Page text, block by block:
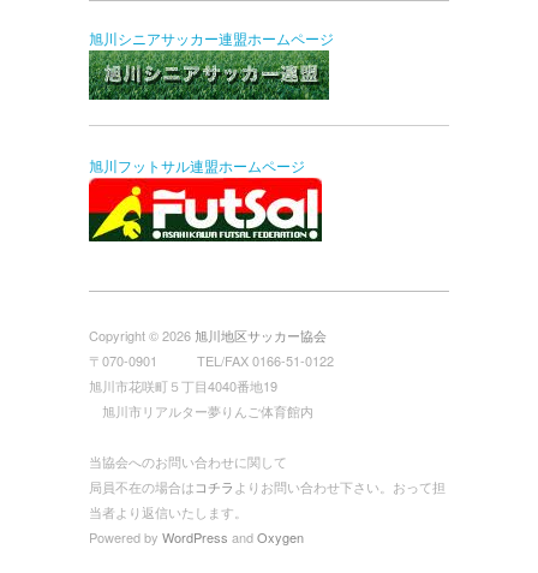
旭川シニアサッカー連盟ホームページ
旭川フットサル連盟ホームページ
Copyright © 2026旭川地区サッカー協会
〒070-0901 TEL/FAX 0166-51-0122
旭川市花咲町５丁目4040番地19
旭川市リアルター夢りんご体育館内
当協会へのお問い合わせに関して
局員不在の場合はコチラ よりお問い合わせ下さい。おって担
当者より返信いたします。
Powered by WordPress andOxygen